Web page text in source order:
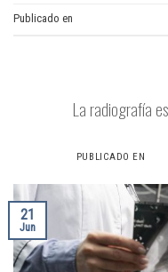
Publicado en
La radiografía
PUBLICADO EN
21
Jun